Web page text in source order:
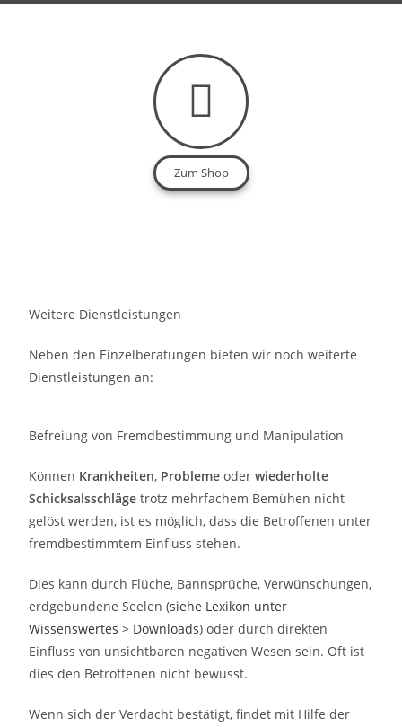
Zum Shop
Weitere Dienstleistungen
Neben den Einzelberatungen bieten wir noch weiterte
Dienstleistungen an:
Befreiung von Fremdbestimmung und Manipulation
Können Krankheiten, Probleme oderwiederholte
Schicksalsschläge trotz mehrfachem Bemühen nicht
gelöst werden, ist es möglich, dass die Betroffenen unter
fremdbestimmtem Einfluss stehen.
Dies kann durch Flüche, Bannsprüche, Verwünschungen,
erdgebundene Seelen (siehe Lexikon unter
Wissenswertes > Downloads) oder durch direkten
Einfluss von unsichtbaren negativen Wesen sein. Oft ist
dies den Betroffenen nicht bewusst.
Wenn sich der Verdacht bestätigt, findet mit Hilfe der